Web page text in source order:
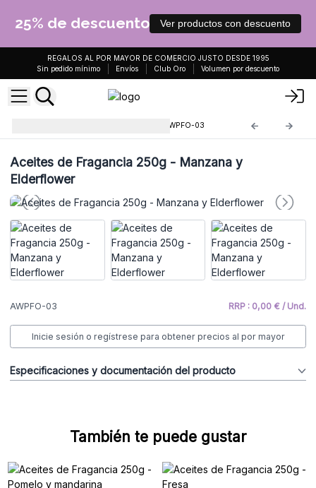
25% de descuento Ver productos con descuento
REGALOS AL POR MAYOR DE COMERCIO JUSTO DESDE 1995
Sin pedido mínimo
Envíos Club Oro Volumen por descuento
AWPFO-03
Aceites de Fragancia 250g - Manzana y
Elderflower
AWPFO-03 RRP : 0,00 € / Und.
Inicie sesión o regístrese para obtener precios al por mayor
Especificaciones y documentación del producto
También te puede gustar